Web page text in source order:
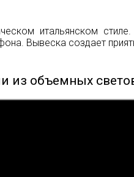
итальянском
Вывеска создает
из объемных